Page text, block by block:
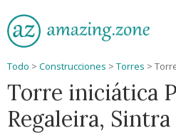
Todo > Construcciones > Torres >
Torre iniciática
Regaleira,